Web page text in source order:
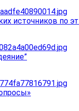
источников по